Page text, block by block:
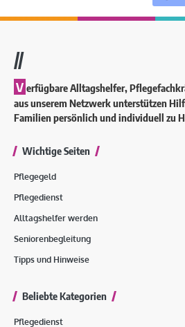
//
V erfügbare Alltagshelfer,
aus unserem Netzwerk unterstützen
Familien persönlich und individuell zu
Wichtige Seiten
Pflegegeld
Pflegedienst
Alltagshelfer werden
Seniorenbegleitung
Tipps und Hinweise
Beliebte Kategorien
Pflegedienst